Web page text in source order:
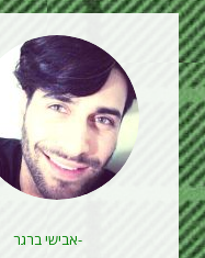
-אבישי ברגר